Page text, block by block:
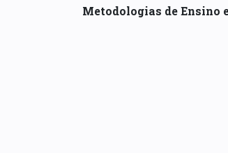
Metodologias de Ensino